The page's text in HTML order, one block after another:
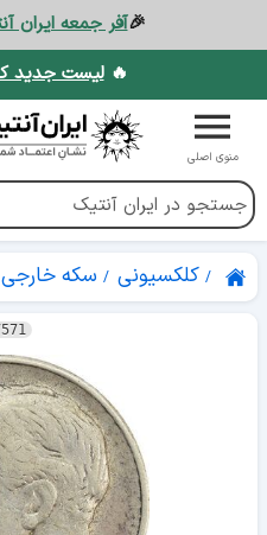
🎉آفر جمعه ایران
🔥لیست جدید کالاها:
منوی اصلی
کلکسیونی سکه خارجی